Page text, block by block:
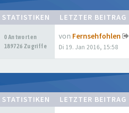
STATISTIKEN LETZTER BEITRAG
0 Antworten
189726 Zugriffe
von Fernsehfohlen
Di 19. Jan 2016, 15:58
STATISTIKEN LETZTER BEITRAG